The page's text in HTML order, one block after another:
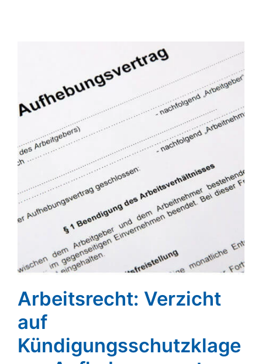
Arbeitsrecht: Verzicht
auf
Kündigungsschutzklage